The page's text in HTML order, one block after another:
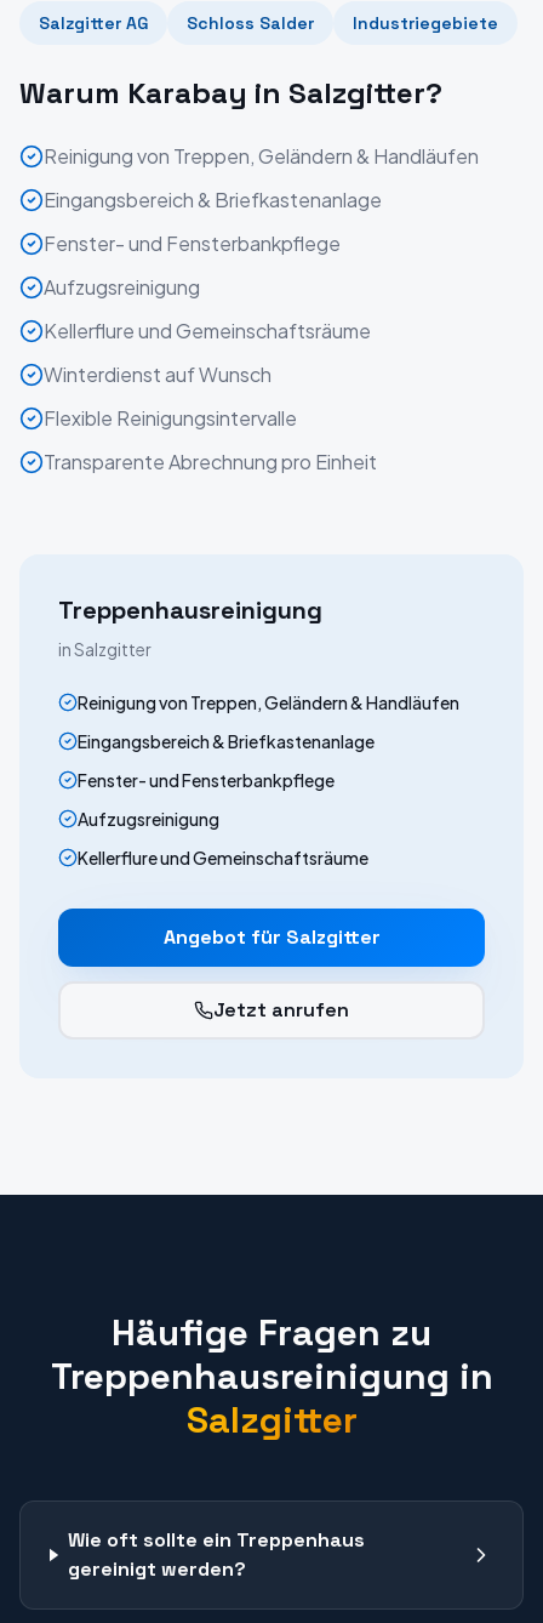
Salzgitter AG Schloss Salder Industriegebiete
Warum Karabay in Salzgitter?
Reinigung von Treppen, Geländern & Handläufen
Eingangsbereich & Briefkastenanlage
Fenster- und Fensterbankpflege
Aufzugsreinigung
Kellerflure und Gemeinschaftsräume
Winterdienst auf Wunsch
Flexible Reinigungsintervalle
Transparente Abrechnung pro Einheit
Treppenhausreinigung
inSalzgitter
Reinigung von Treppen, Geländern & Handläufen
Eingangsbereich & Briefkastenanlage
Fenster- und Fensterbankpflege
Aufzugsreinigung
Kellerflure und Gemeinschaftsräume
Angebot für Salzgitter
Jetzt anrufen
Häufige Fragen zu
Treppenhausreinigung in
Salzgitter
Wie oft sollte ein Treppenhaus
gereinigt werden?